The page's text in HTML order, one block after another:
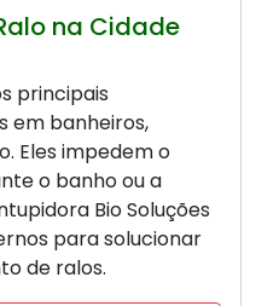
na Cidade
principais
em banheiros,
Eles impedem o
o banho ou a
Bio Soluções
para solucionar
de ralos.